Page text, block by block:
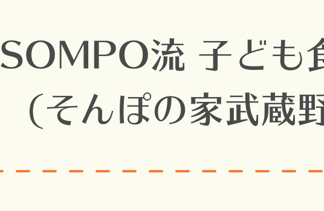
SOMPO流 子ども
(そんぽの家武蔵